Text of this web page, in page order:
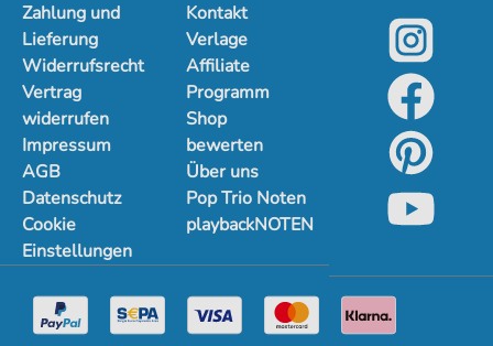
Zahlung und
Lieferung
Widerrufsrecht
Vertrag
widerrufen
Impressum
AGB
Datenschutz
Cookie
Einstellungen
Kontakt
Verlage
Affiliate
Programm
Shop
bewerten
Über uns
Pop Trio Noten
playbackNOTEN